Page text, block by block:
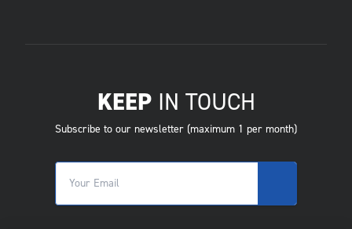
KEEPIN TOUCH
Subscribe to our newsletter (maximum 1 per month)